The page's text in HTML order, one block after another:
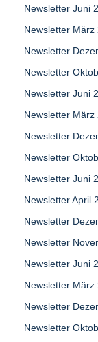
Newsletter Juni
Newsletter März
Newsletter
Newsletter
Newsletter Juni
Newsletter März
Newsletter
Newsletter
Newsletter Juni
Newsletter April
Newsletter
Newsletter
Newsletter Juni
Newsletter März
Newsletter
Newsletter